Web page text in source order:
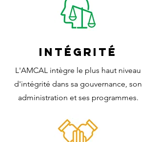
INTÉGRITÉ
L'AMCAL intègre le plus haut niveau
d'intégrité dans sa gouvernance, son
administration et ses programmes.